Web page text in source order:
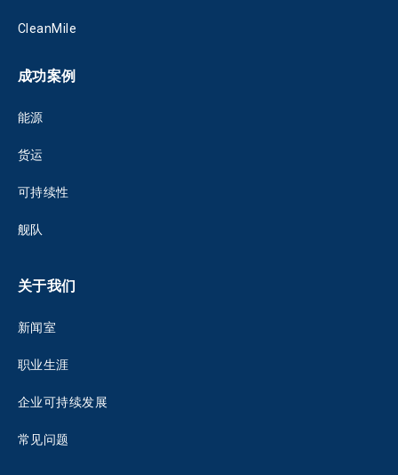
CleanMile
成功案例
能源
货运
可持续性
舰队
关于我们
新闻室
职业生涯
企业可持续发展
常见问题